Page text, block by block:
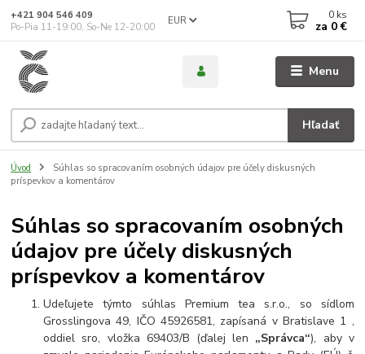
Menu
EUR
Hľadať
+421 904 546 409
Po-Pia 11-19:00, So-Ne 12-20:00
0 ks
za 0 €
Úvod
Súhlas so spracovaním osobných údajov pre účely diskusných
príspevkov a komentárov
Súhlas so spracovaním osobných
údajov pre účely diskusných
príspevkov a komentárov
Udeľujete týmto súhlas Premium tea s.r.o., so sídlom
Grosslingova 49, IČO 45926581, zapísaná v Bratislave 1 ,
oddiel sro, vložka 69403/B (ďalej len „Správca“), aby v